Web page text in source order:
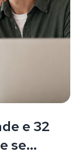
e 32
se